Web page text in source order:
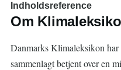
Indholdsreference
Om
Danmarks Klimaleksikon
sammenlagt betjent over en